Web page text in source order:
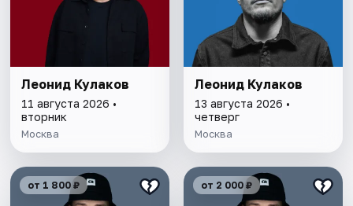
Леонид Кулаков
11 августа 2026 •
вторник
Москва
Леонид Кулаков
13 августа 2026 •
четверг
Москва
от 1 800 ₽ от 2 000 ₽